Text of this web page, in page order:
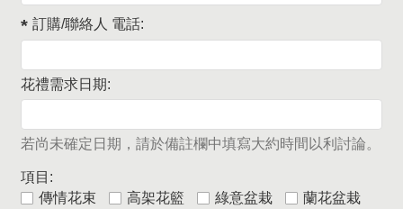
訂購/聯絡人 電話:
花禮需求日期:
若尚未確定日期，請於備註欄中填寫大約時間以利討論。
項目:
傳情花束
高架花籃 綠意盆栽
蘭花盆栽